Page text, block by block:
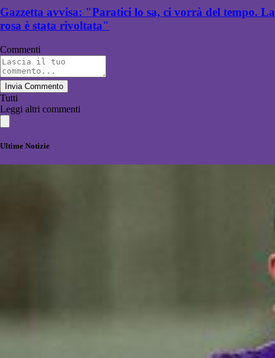
Gazzetta avvisa: "Paratici lo sa, ci vorrà del tempo. La
rosa è stata rivoltata"
Commenti
Invia Commento
Tutti
Leggi altri commenti
Ultime Notizie